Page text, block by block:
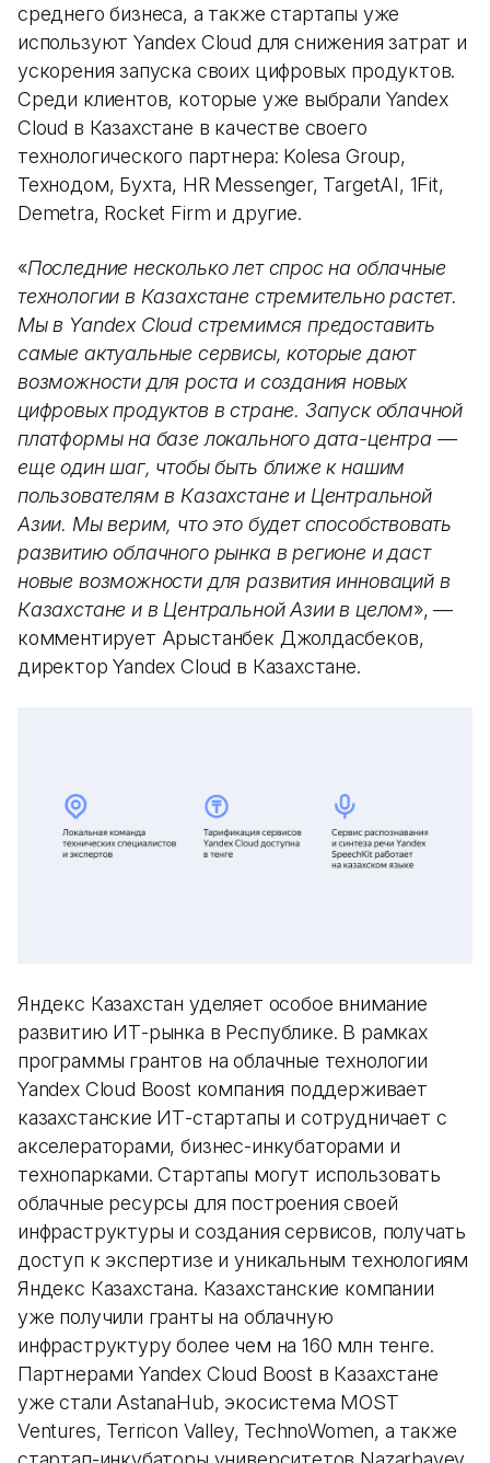
среднего бизнеса, а также стартапы уже
используют Yandex Cloud для снижения затрат и
ускорения запуска своих цифровых продуктов.
Среди клиентов, которые уже выбрали Yandex
Cloud в Казахстане в качестве своего
технологического партнера: Kolesa Group,
Технодом, Бухта, HR Messenger, TargetAI, 1Fit,
Demetra, Rocket Firm и другие.
«Последние несколько лет спрос на облачные
технологии в Казахстане стремительно растет.
Мы в Yandex Cloud стремимся предоставить
самые актуальные сервисы, которые дают
возможности для роста и создания новых
цифровых продуктов в стране. Запуск облачной
платформы на базе локального дата-центра —
еще один шаг, чтобы быть ближе к нашим
пользователям в Казахстане и Центральной
Азии. Мы верим, что это будет способствовать
развитию облачного рынка в регионе и даст
новые возможности для развития инноваций в
Казахстане и в Центральной Азии в целом», —
комментирует Арыстанбек Джолдасбеков,
директор Yandex Cloud в Казахстане.
Яндекс Казахстан уделяет особое внимание
развитию ИТ-рынка в Республике. В рамках
программы грантов на облачные технологии
Yandex Cloud Boost компания поддерживает
казахстанские ИТ-стартапы и сотрудничает с
акселераторами, бизнес-инкубаторами и
технопарками. Стартапы могут использовать
облачные ресурсы для построения своей
инфраструктуры и создания сервисов, получать
доступ к экспертизе и уникальным технологиям
Яндекс Казахстана. Казахстанские компании
уже получили гранты на облачную
инфраструктуру более чем на 160 млн тенге.
Партнерами Yandex Cloud Boost в Казахстане
уже стали AstanaHub, экосистема MOST
Ventures, Terricon Valley, TechnoWomen, а также